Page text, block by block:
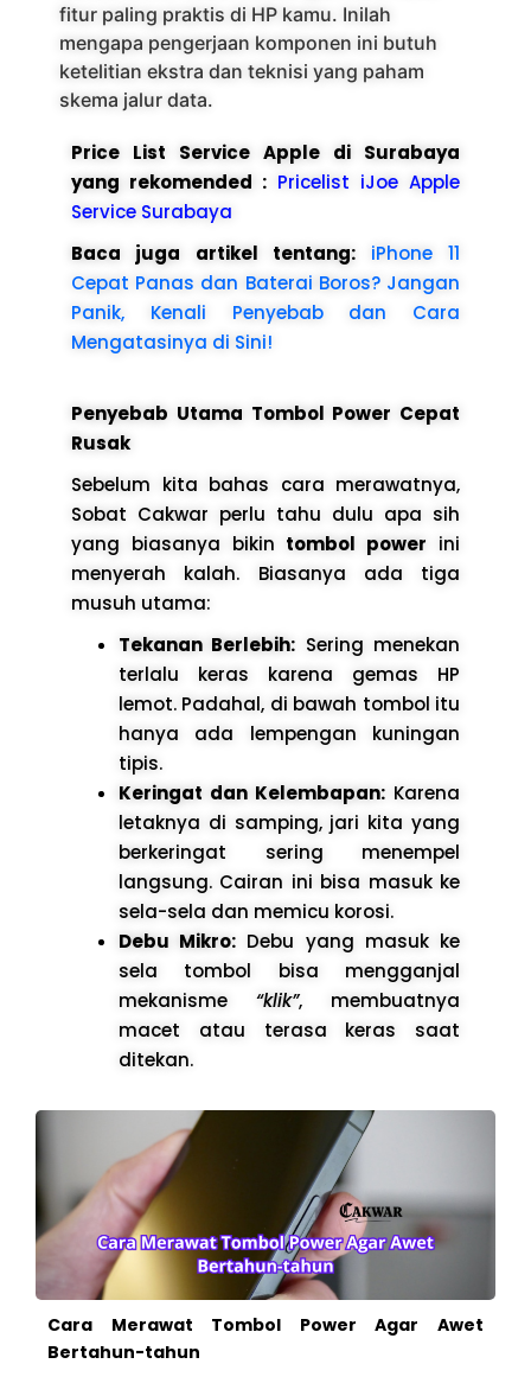
fitur paling praktis di HP kamu. Inilah
mengapa pengerjaan komponen ini butuh
ketelitian ekstra dan teknisi yang paham
skema jalur data.
Price List Service Apple di Surabaya
yang rekomended : Pricelist iJoe Apple
Service Surabaya
Baca juga artikel tentang: iPhone 11
Cepat Panas dan Baterai Boros? Jangan
Panik, Kenali Penyebab dan Cara
Mengatasinya di Sini!
Penyebab Utama Tombol Power Cepat
Rusak
Sebelum kita bahas cara merawatnya,
Sobat Cakwar perlu tahu dulu apa sih
yang biasanya bikin tombol power ini
menyerah kalah. Biasanya ada tiga
musuh utama:
Tekanan Berlebih: Sering menekan
terlalu keras karena gemas HP
lemot. Padahal, di bawah tombol itu
hanya ada lempengan kuningan
tipis.
Keringat dan Kelembapan: Karena
letaknya di samping, jari kita yang
berkeringat sering menempel
langsung. Cairan ini bisa masuk ke
sela-sela dan memicu korosi.
Debu Mikro: Debu yang masuk ke
sela tombol bisa mengganjal
mekanisme “klik”, membuatnya
macet atau terasa keras saat
ditekan.
Cara Merawat Tombol Power Agar Awet
Bertahun-tahun